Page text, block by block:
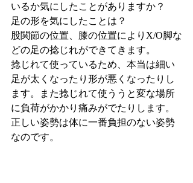
いるか気にしたことがありますか？
足の形を気にしたことは？
股関節の位置、膝の位置によりX/O脚な
どの足の捻じれができてきます。
捻じれて使っているため、本当は細い
足が太くなったり形が悪くなったりし
ます。また捻じれて使ううと変な場所
に負荷がかかり痛みがでたりします。
正しい姿勢は体に一番負担のない姿勢
なのです。